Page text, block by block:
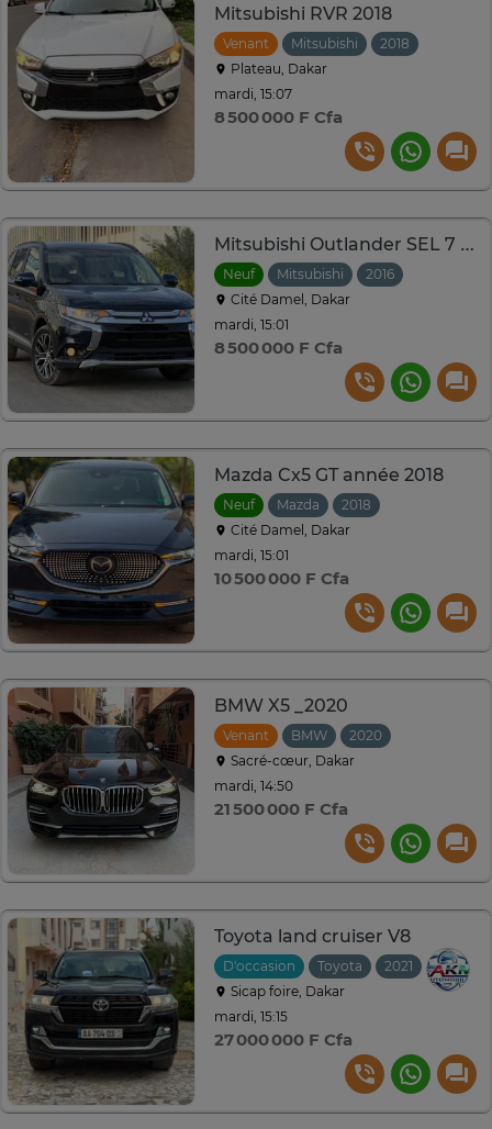
Mitsubishi RVR 2018
Venant Mitsubishi 2018
Plateau, Dakar
mardi, 15:07
8 500 000 F Cfa
Mitsubishi Outlander SEL 7 places 4 cylindres
Neuf Mitsubishi 2016
Cité Damel, Dakar
mardi, 15:01
8 500 000 F Cfa
Mazda Cx5 GT année 2018
Neuf Mazda 2018
Cité Damel, Dakar
mardi, 15:01
10 500 000 F Cfa
BMW X5 _2020
Venant BMW 2020
Sacré-cœur, Dakar
mardi, 14:50
21 500 000 F Cfa
Toyota land cruiser V8
D'occasion Toyota 2021
Sicap foire, Dakar
mardi, 15:15
27 000 000 F Cfa